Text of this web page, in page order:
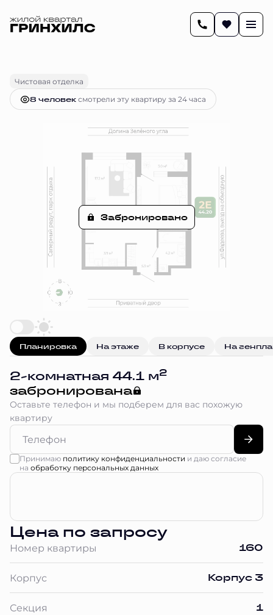
Чистовая отделка
8 человексмотрели эту квартиру за 24 часа
Забронировано
Планировка На этаже В корпусе На
2-комнатная 44.1 м2
забронирована
Оставьте телефон и мы подберем для вас похожую
квартиру
Принимаю политику конфиденциальности и даю согласие
на обработку персональных данных
Цена по запросу
Номер квартиры 160
Корпус Корпус 3
Секция 1